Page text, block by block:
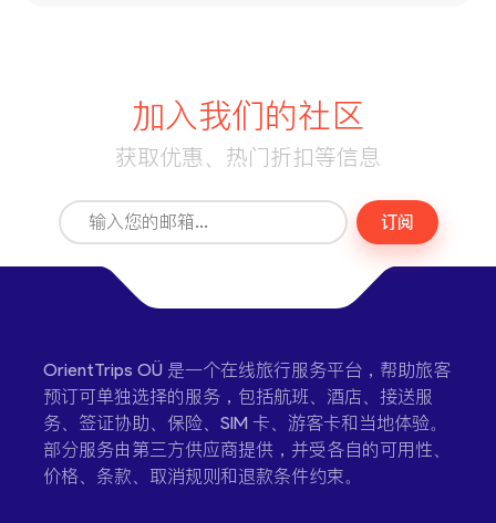
加入我们的社区
获取优惠、热门折扣等信息
订阅
OrientTrips OÜ 是一个在线旅行服务平台，帮助旅客
预订可单独选择的服务，包括航班、酒店、接送服
务、签证协助、保险、SIM 卡、游客卡和当地体验。
部分服务由第三方供应商提供，并受各自的可用性、
价格、条款、取消规则和退款条件约束。